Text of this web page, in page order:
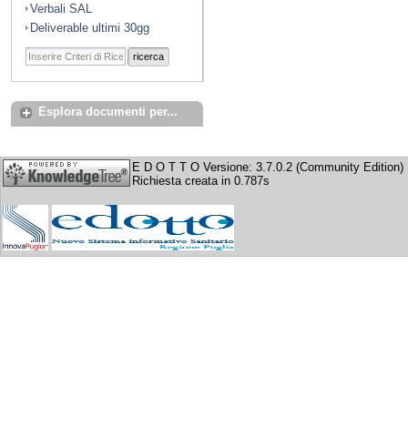
Verbali SAL
Deliverable ultimi 30gg
ricerca
Esplora documenti per...
E D O T T O Versione: 3.7.0.2 (Community Edition)
Richiesta creata in 0.787s